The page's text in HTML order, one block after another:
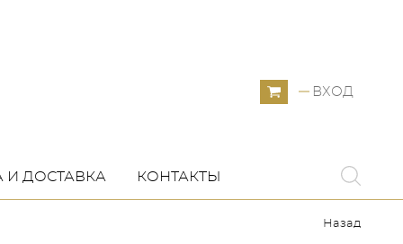
ВХОД
И ДОСТАВКА КОНТАКТЫ
Назад